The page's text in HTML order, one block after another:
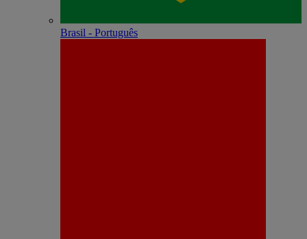
Brasil - Português